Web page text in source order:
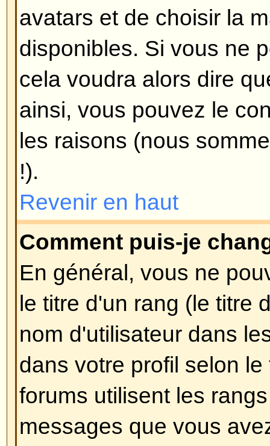
Pour ajouter une signature à un
d'abord en créer une, en allant
fois créée, vous pouvez cocher
signature
lors de la composition
ajouter votre signature. Vous
votre signature à tous vos
case appropriée dans votre
toujours empêcher d'attacher
message en particulier en
sa signature lors de sa
Revenir en haut
Comment puis-je créer un
Créer un sondage est facile,
nouveau sujet (ou éditez le
sujet, si vous en avez le droit)
une partieAjouter un sondage
Poster un
ne le voyez pas, c'est que vous